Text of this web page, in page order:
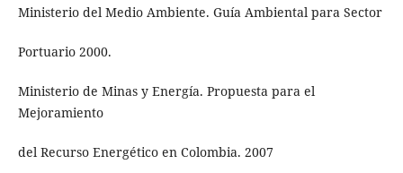
Ministerio del Medio Ambiente. Guía Ambiental para Sector
Portuario 2000.
Ministerio de Minas y Energía. Propuesta para el
Mejoramiento
del Recurso Energético en Colombia. 2007